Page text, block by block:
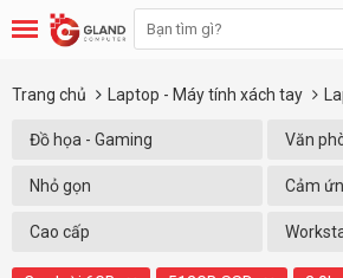
Trang chủ Laptop - Máy tính xách tay
Đồ họa - Gaming Văn
Nhỏ gọn Cảm
Cao cấp